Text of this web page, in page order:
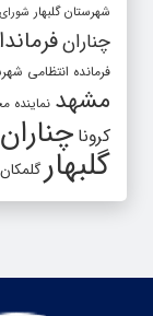
شهرستان گلبهار
چناران
فرمانده انتظامی
مشهد
کرونا چناران
گلبهارگلمکان